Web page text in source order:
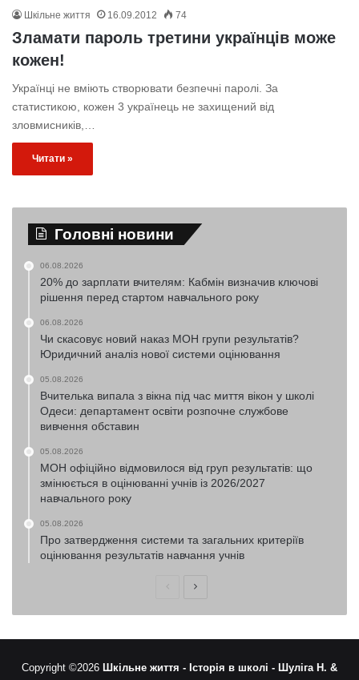
Шкільне життя 16.09.2012 74
Зламати пароль третини українців може
кожен!
Українці не вміють створювати безпечні паролі. За
статистикою, кожен 3 українець не захищений від
зловмисників,…
Читати »
Головні новини
06.08.2026
20% до зарплати вчителям: Кабмін визначив ключові
рішення перед стартом навчального року
06.08.2026
Чи скасовує новий наказ МОН групи результатів?
Юридичний аналіз нової системи оцінювання
05.08.2026
Вчителька випала з вікна під час миття вікон у школі
Одеси: департамент освіти розпочне службове
вивчення обставин
05.08.2026
МОН офіційно відмовилося від груп результатів: що
змінюється в оцінюванні учнів із 2026/2027
навчального року
05.08.2026
Про затвердження системи та загальних критеріїв
оцінювання результатів навчання учнів
ПопередняНаступна
Copyright ©2026 Шкільне життя - Історія в школі - Шуліга Н. &